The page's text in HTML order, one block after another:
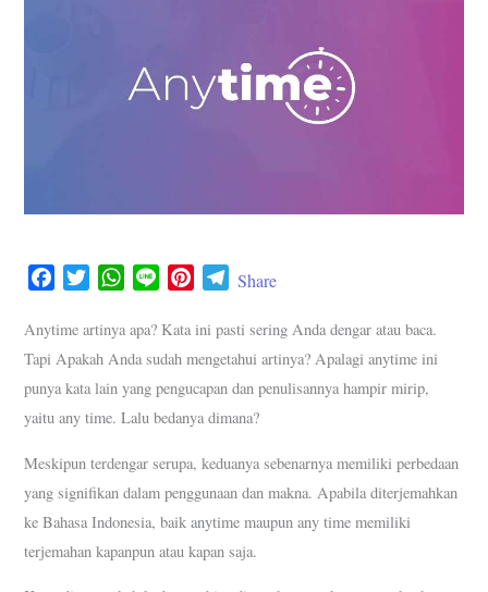
c
e
b
k
i
t
t
e
W
a
t
s
A
p
n
e
n
t
e
t
T
l
e
g
m
Share
Anytime artinya apa? Kata ini pasti sering Anda dengar atau baca.
Tapi Apakah Anda sudah mengetahui artinya? Apalagi anytime ini
punya kata lain yang pengucapan dan penulisannya hampir mirip,
yaitu any time. Lalu bedanya dimana?
Meskipun terdengar serupa, keduanya sebenarnya memiliki perbedaan
yang signifikan dalam penggunaan dan makna. Apabila diterjemahkan
ke Bahasa Indonesia, baik anytime maupun any time memiliki
terjemahan kapanpun atau kapan saja.